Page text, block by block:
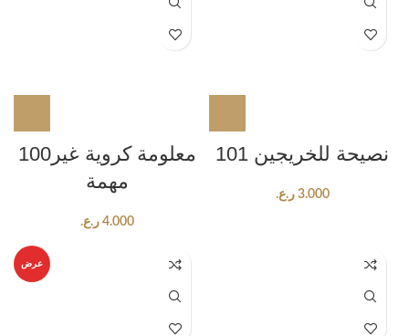
100معلومة كروية غير
مهمة
4.000 ر.ع.
101 نصيحة للخريجين
3.000 ر.ع.
عرض